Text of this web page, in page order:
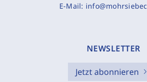
E-Mail:
NEWSLETTER
Jetzt abonnieren